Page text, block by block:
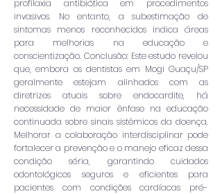
profilaxia antibiótica em procedimentos
invasivos. No entanto, a subestimação de
sintomas menos reconhecidos indica áreas
para melhorias na educação e
conscientização. Conclusão: Este estudo revelou
que, embora os dentistas em Mogi Guaçu/SP
geralmente estejam alinhados com as
diretrizes atuais sobre endocardite, há
necessidade de maior ênfase na educação
continuada sobre sinais sistêmicos da doença.
Melhorar a colaboração interdisciplinar pode
fortalecer a prevenção e o manejo eficaz dessa
condição séria, garantindo cuidados
odontológicos seguros e eficientes para
pacientes com condições cardíacas pré-